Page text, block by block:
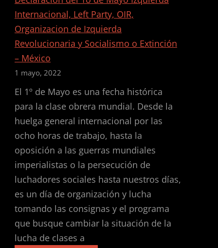
IMPERIALISTAS
DESTRUYEN
UCRANIA
Internacional, Left Party, OIR,
Organizacion de Izquierda
Revolucionaria y Socialismo o Extinción
– México
1 mayo, 2022
El 1º de Mayo es una fecha histórica
para la clase obrera mundial. Desde la
huelga general internacional por las
ocho horas de trabajo, hasta la
oposición a las guerras mundiales
imperialistas o la persecución de
luchadores sociales hasta nuestros días,
es un día de organización y lucha
tomando las consignas y el programa
que busque cambiar la situación de la
lucha de clases a